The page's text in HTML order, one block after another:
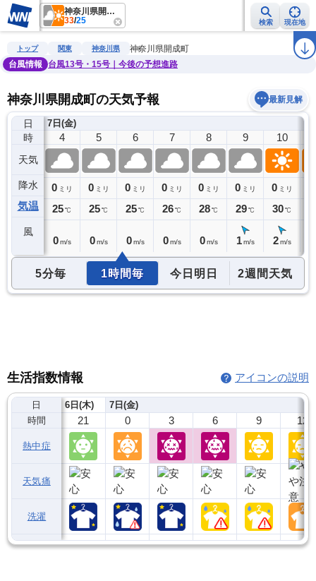
神奈川県開成町
33/25 検索 現在地
雨雲レーダー 台風情報 地震情報 警報・注意報 ラ
トップ 関東 神奈川県
神奈川県開成町
台風情報
台風13号・15号｜今後の予想進路
神奈川県開成町の天気予報 最新見解
日
時
天気
降水
気温
風
7日(金)
3
0ミリ
26℃
4
0 ミリ
25℃
0 m/s
5
0 ミリ
25℃
0 m/s
6
0 ミリ
25℃
0 m/s
7
0 ミリ
26℃
0 m/s
8
0 ミリ
28℃
0 m/s
9
0 ミリ
29℃
1 m/s
10
0 ミリ
30℃
2 m/s
5分毎 1時間毎 今日明日 2週間天気
生活指数情報 アイコンの説明
日
時間
熱中症
天気痛
洗濯
6日(木)
21
7日(金)
0 3 6 9 12